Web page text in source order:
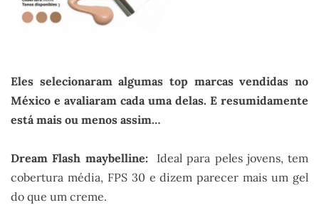
Eles selecionaram algumas top marcas vendidas no
México e avaliaram cada uma delas. E resumidamente
está mais ou menos assim…
Dream Flash maybelline:
Ideal para peles jovens, tem
cobertura média, FPS 30 e dizem parecer mais um gel
do que um creme.